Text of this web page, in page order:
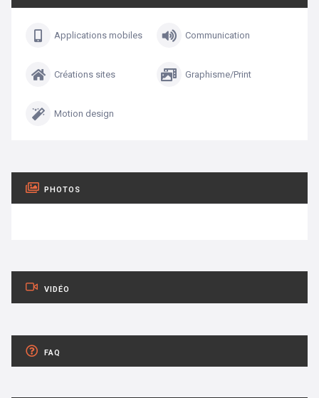
Applications mobiles Communication
Créations sites Graphisme/Print
Motion design
PHOTOS
VIDÉO
FAQ